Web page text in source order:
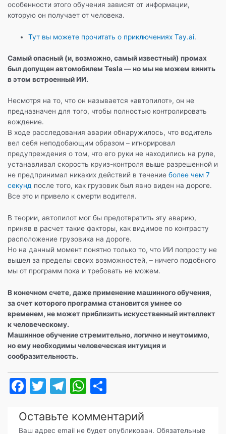
особенности этого обучения зависят от информации,
которую он получает от человека.
Тут вы можете прочитать о приключениях Tay.ai.
Самый опасный (и, возможно, самый известный) промах
был допущен автомобилем Tesla — но мы не можем винить
в этом встроенный ИИ.
Несмотря на то, что он называется «автопилот», он не
предназначен для того, чтобы полностью контролировать
вождение.
В ходе расследования аварии обнаружилось, что водитель
вел себя неподобающим образом – игнорировал
предупреждения о том, что его руки не находились на руле,
устанавливал скорость круиз-контроля выше разрешенной и
не предпринимал никаких действий в течение более чем 7
секунд после того, как грузовик был явно виден на дороге.
Все это и привело к смерти водителя.
В теории, автопилот мог бы предотвратить эту аварию,
приняв в расчет такие факторы, как видимое по контрасту
расположение грузовика на дороге.
Но на данный момент понятно только то, что ИИ попросту не
вышел за пределы своих возможностей, – ничего подобного
мы от программ пока и требовать не можем.
В конечном счете, даже применение машинного обучения,
за счет которого программа становится умнее со
временем, не может приблизить искусственный интеллект
к человеческому.
Машинное обучение стремительно, логично и неутомимо,
но ему необходимы человеческая интуиция и
сообразительность.
F
c
T
itt
T
e
W
at п
Оставьте комментарий
Ваш адрес email не будет опубликован. Обязательные